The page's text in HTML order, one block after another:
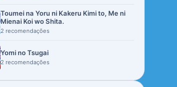
Toumei na Yoru ni Kakeru Kimi to, Me ni
Mienai Koi wo Shita.
2 recomendações
Yomi no Tsugai
2 recomendações